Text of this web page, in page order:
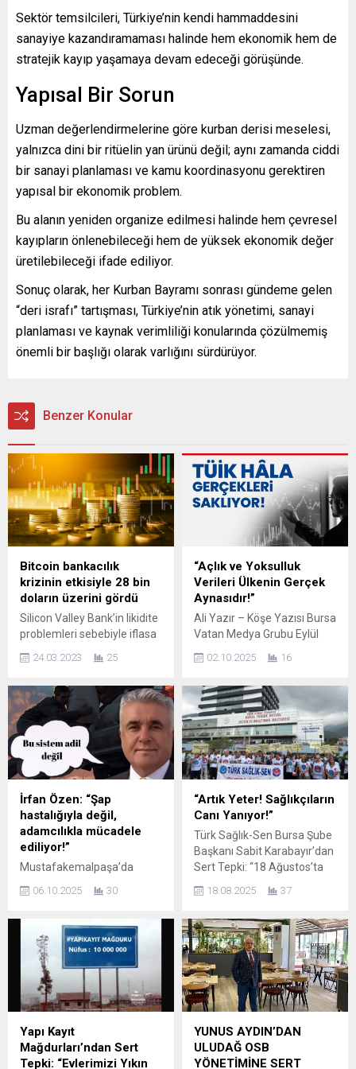
Sektör temsilcileri, Türkiye’nin kendi hammaddesini
sanayiye kazandıramaması halinde hem ekonomik hem de
stratejik kayıp yaşamaya devam edeceği görüşünde.
Yapısal Bir Sorun
Uzman değerlendirmelerine göre kurban derisi meselesi,
yalnızca dini bir ritüelin yan ürünü değil; aynı zamanda ciddi
bir sanayi planlaması ve kamu koordinasyonu gerektiren
yapısal bir ekonomik problem.
Bu alanın yeniden organize edilmesi halinde hem çevresel
kayıpların önlenebileceği hem de yüksek ekonomik değer
üretilebileceği ifade ediliyor.
Sonuç olarak, her Kurban Bayramı sonrası gündeme gelen
“deri israfı” tartışması, Türkiye’nin atık yönetimi, sanayi
planlaması ve kaynak verimliliği konularında çözülmemiş
önemli bir başlığı olarak varlığını sürdürüyor.
Benzer Konular
Bitcoin bankacılık
krizinin etkisiyle 28 bin
doların üzerini gördü
Silicon Valley Bank’in likidite
problemleri sebebiyle iflasa
ABD’de ortaya çıkan
birimlerine yaradı. Bitcoin,
yalnızca iki haftada %40
yükselerek 28 bin dolar
barajını aştı. ABD merkezli
Silicon Valley Bank’e (SVB)
48 saat içinde Federal
Mevduat Sigorta Kurumu
tarafından el konulması ve
İsviçre merkezli Credit
Suisse’in...
24.03.2023 25
“Açlık ve Yoksulluk
Verileri Ülkenin Gerçek
Aynasıdır!”
Ali Yazır – Köşe Yazısı Bursa
Vatan Medya Grubu Eylül
sınırı tam 27.970 TL. Peki en
16.881 TL. Yani sadece iki
çeyrek altın değerinde!
Emekli maaşlarının
ortalaması ise 19.735 TL,
asgari ücret 22.104 TL. Bu
ne demek biliyor musunuz?
Türkiye’de çalışan
milyonlarca...
02.10.2025 16
İrfan Özen: “Şap
hastalığıyla değil,
adamcılıkla mücadele
ediliyor!”
Mustafakemalpaşa’da
üreticiler diken üstünde! İlçe
yaşanan siyasi karmaşa ve
liyakat dışı uygulamalar, şap
aşısı gibi hayati konularda
halk sağlığını ve hayvancılığı
tehdit eder boyuta ulaştı.
Siyasi kimliğide olan İrfan
Özen, bu duruma sert tepki
göstererek çarpıcı
açıklamalarda bulundu:
06.10.2025 30
“Artık Yeter! Sağlıkçıların
Canı Yanıyor!”
Türk Sağlık-Sen Bursa Şube
Başkanı Sabit Karabayır’dan
Sert Tepki: “18 Ağustos’ta
Pazartesi günü, Türk Sağlık-
yıllardır görmezden gelinen
taleplerimizi, insanca
yaşama hakkımızı ve
mesleki onurumuzu
haykırmak için iş bırakıyoruz!
Sabah 10.30’da Yıldırım Kalp
Hastanesi önünde
gerçekleştireceğimiz basın
açıklamamızla, bıçak kemiği
18.08.2025 37
Yapı Kayıt
Mağdurları’ndan Sert
Tepki: “Evlerimizi Yıkın
YUNUS AYDIN’DAN
ULUDAĞ OSB
YÖNETİMİNE SERT